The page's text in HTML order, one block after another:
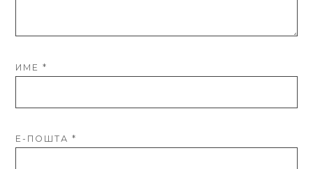
ИМЕ*
Е-ПОШТА*